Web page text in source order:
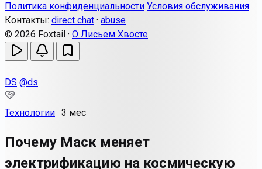
Политика конфиденциальности Условия обслуживания
Контакты: direct chat · abuse
© 2026 Foxtail · О Лисьем Хвосте
DS @ds
Технологии · 3 мес
Почему Маск меняет
электрификацию на космическую